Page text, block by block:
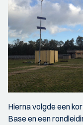
Hierna volgde een
Base en een